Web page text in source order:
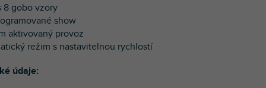
8 gobo vzory
show
aktivovaný provoz
režim s nastavitelnou rychlostí
údaje: